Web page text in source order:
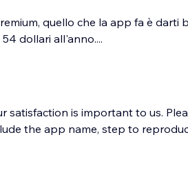
quello che la app fa è darti
dollari all'anno....
satisfaction is important to us.
the app name, step to